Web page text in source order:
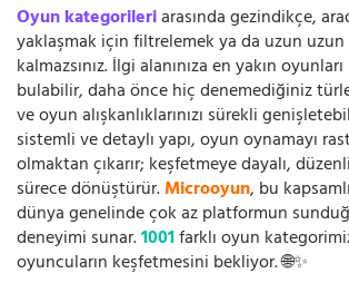
Oyun kategorileriarasında gezindikçe,
yaklaşmak için filtrelemek ya da uzun
kalmazsınız. İlgi alanınıza en yakın
bulabilir, daha önce hiç denemediğiniz
ve oyun alışkanlıklarınızı sürekli
sistemli ve detaylı yapı, oyun oynamayı
olmaktan çıkarır; keşfetmeye dayalı,
sürece dönüştürür.Microoyun, bu
dünya genelinde çok az platformun
deneyimi sunar.1001farklı oyun
oyuncuların keşfetmesini bekliyor. 🌐✨